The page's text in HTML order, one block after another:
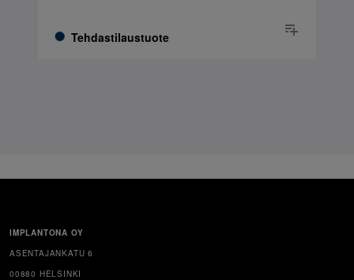
Tehdastilaustuote
IMPLANTONA OY
ASENTAJANKATU 6
00880 HELSINKI